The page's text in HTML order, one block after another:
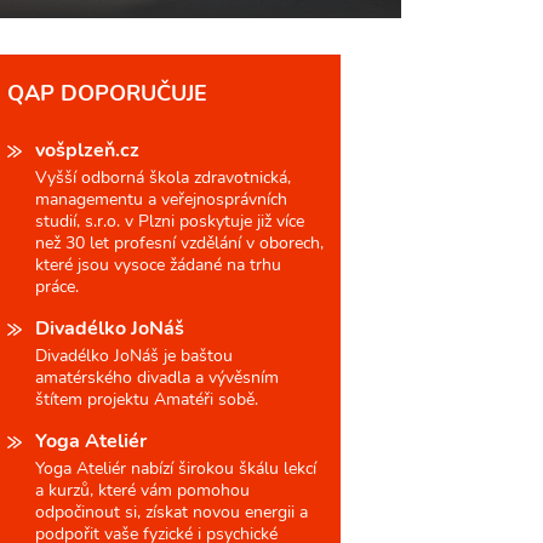
QAP DOPORUČUJE
vošplzeň.cz
Vyšší odborná škola zdravotnická,
managementu a veřejnosprávních
studií, s.r.o. v Plzni poskytuje již více
než 30 let profesní vzdělání v oborech,
které jsou vysoce žádané na trhu
práce.
Divadélko JoNáš
Divadélko JoNáš je baštou
amatérského divadla a vývěsním
štítem projektu Amatéři sobě.
Yoga Ateliér
Yoga Ateliér nabízí širokou škálu lekcí
a kurzů, které vám pomohou
odpočinout si, získat novou energii a
podpořit vaše fyzické i psychické